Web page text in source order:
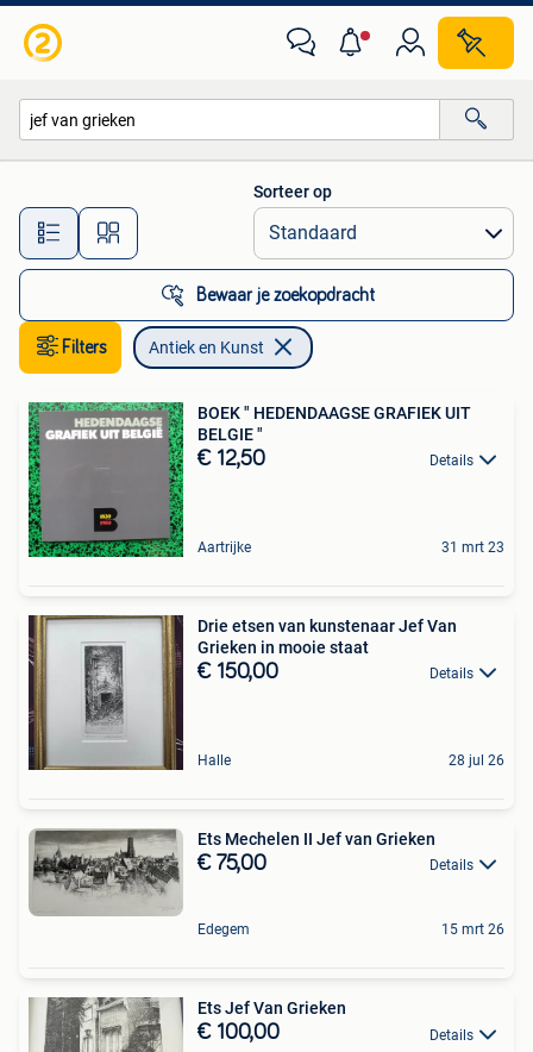
Alle afstanden…
Sorteer op
Bewaar je zoekopdracht
Filters Antiek en Kunst
BOEK " HEDENDAAGSE GRAFIEK UIT
BELGIE "
€ 12,50 Details
Aartrijke 31 mrt 23
Drie etsen van kunstenaar Jef Van
Grieken in mooie staat
€ 150,00 Details
Halle 28 jul 26
Ets Mechelen II Jef van Grieken
€ 75,00 Details
Edegem 15 mrt 26
Ets Jef Van Grieken
€ 100,00 Details